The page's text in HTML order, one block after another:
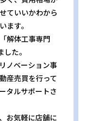
ていいかわから
ます。
解体工事専門
た。
ノベーション事
産売買を行って
タルサポートさ
お気軽に店舗に